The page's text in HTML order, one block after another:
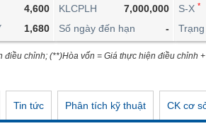
4,600
1,680
KLCPLH
7,000,000
Số ngày đến hạn
-
S-X *
chỉnh; (**)Hòa vốn = Giá thực hiện điều chỉnh
Tin tức Phân tích kỹ thuật CK cơ